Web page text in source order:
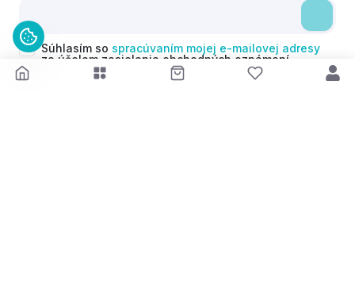
Súhlasím so spracúvaním mojej e-mailovej adresy
za účelom zasielania obchodných oznámení
(newsletterov) v súlade s čl. 6 ods. 1 písm. a)
Nariadenia GDPR. Svoj súhlas môžem kedykoľvek